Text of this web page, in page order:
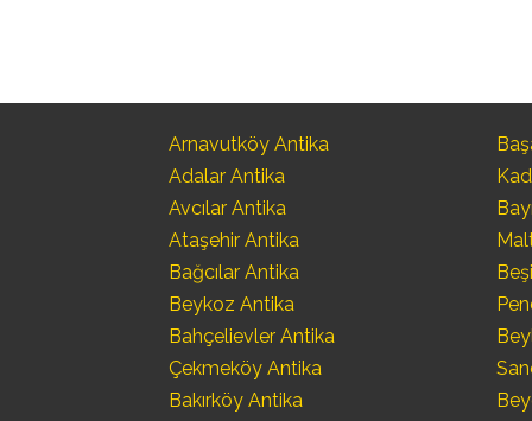
Arnavutköy Antika
Adalar Antika
Avcılar Antika
Ataşehir Antika
Bağcılar Antika
Beykoz Antika
Bahçelievler Antika
Çekmeköy Antika
Bakırköy Antika